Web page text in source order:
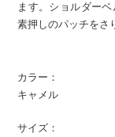
ます。ショルダー
素押しのパッチをさ
カラー：
キャメル
サイズ：